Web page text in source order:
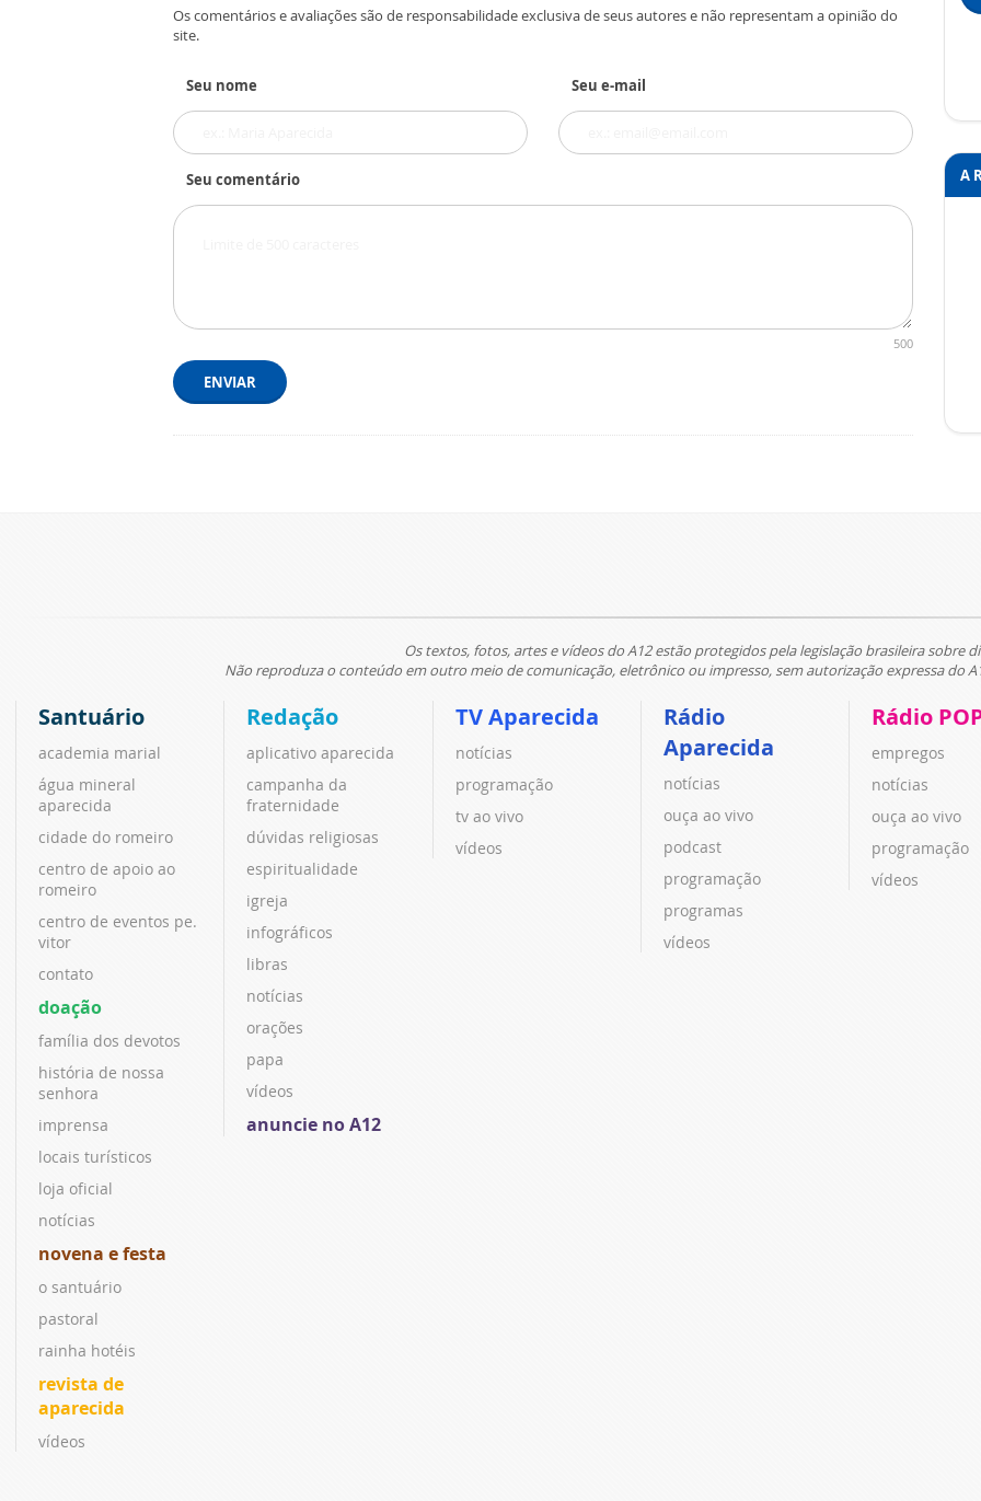
Os comentários e avaliações são de responsabilidade exclusiva de seus autores e não representam a opinião do
site.
Seu nome Seu e-mail
Seu comentário
500
ENVIAR
A
Os textos, fotos, artes e vídeos do A12 estão protegidos pela legislação brasileira sobre
Não reproduza o conteúdo em outro meio de comunicação, eletrônico ou impresso, sem autorização expressa do
Santuário
academia marial
água mineral
aparecida
cidade do romeiro
centro de apoio ao
romeiro
centro de eventos pe.
vitor
contato
doação
família dos devotos
história de nossa
senhora
imprensa
locais turísticos
loja oficial
notícias
novena e festa
o santuário
pastoral
rainha hotéis
revista de
aparecida
vídeos
Redação
aplicativo aparecida
campanha da
fraternidade
dúvidas religiosas
espiritualidade
igreja
infográficos
libras
notícias
orações
papa
vídeos
anuncie no A12
TV Aparecida
notícias
programação
tv ao vivo
vídeos
Rádio
Aparecida
notícias
ouça ao vivo
podcast
programação
programas
vídeos
Rádio
empregos
notícias
ouça ao vivo
programação
vídeos